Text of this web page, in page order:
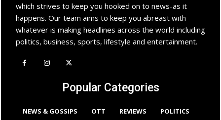
which strives to keep you hooked on to news-as it
happens. Our team aims to keep you abreast with
whatever is making headlines across the world including
politics, business, sports, lifestyle and entertainment.
Popular Categories
NEWS & GOSSIPS OTT REVIEWS POLITICS